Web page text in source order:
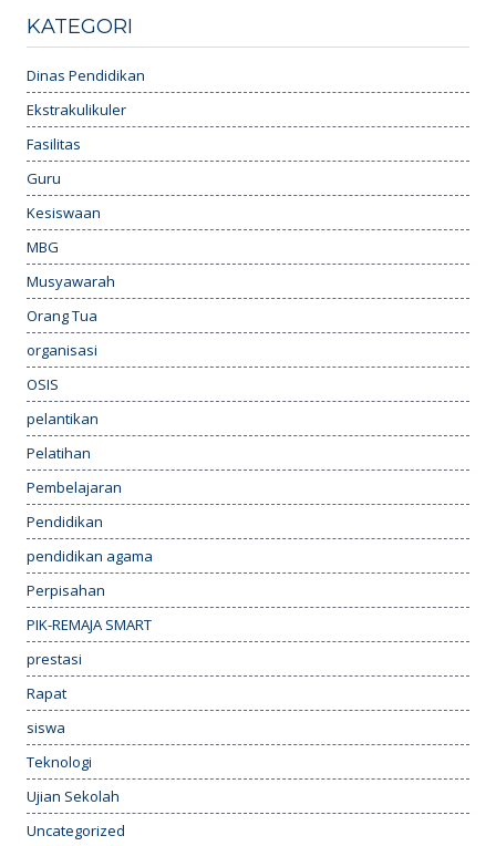
KATEGORI
Dinas Pendidikan
Ekstrakulikuler
Fasilitas
Guru
Kesiswaan
MBG
Musyawarah
Orang Tua
organisasi
OSIS
pelantikan
Pelatihan
Pembelajaran
Pendidikan
pendidikan agama
Perpisahan
PIK-REMAJA SMART
prestasi
Rapat
siswa
Teknologi
Ujian Sekolah
Uncategorized